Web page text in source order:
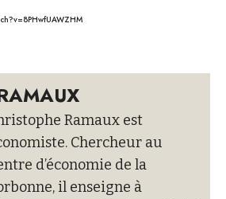
Ramaux est
Chercheur au
d’économie de la
il enseigne à